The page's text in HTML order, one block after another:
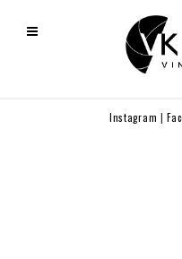
Instagram |